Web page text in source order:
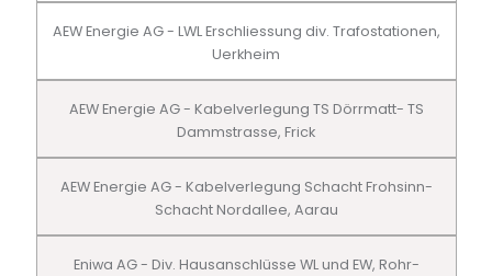
AEW Energie AG - LWL Erschliessung div. Trafostationen,
Uerkheim
AEW Energie AG - Kabelverlegung TS Dörrmatt- TS
Dammstrasse, Frick
AEW Energie AG - Kabelverlegung Schacht Frohsinn-
Schacht Nordallee, Aarau
Eniwa AG - Div. Hausanschlüsse WL und EW, Rohr-